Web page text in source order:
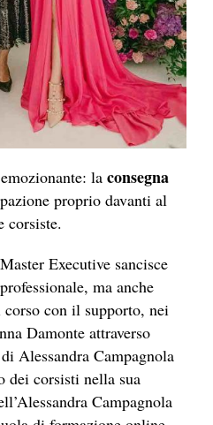
la consegna
proprio davanti al
corsiste.
Executive sancisce
ma anche
corso con il supporto, nei
Damonte attraverso
Alessandra Campagnola
dei corsisti nella sua
Campagnola